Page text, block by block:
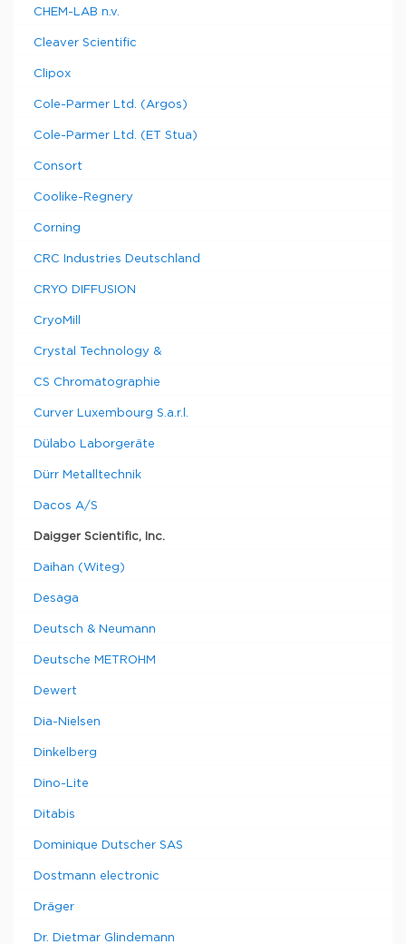
CHEM-LAB n.v.
Cleaver Scientific
Clipox
Cole-Parmer Ltd. (Argos)
Cole-Parmer Ltd. (ET Stua)
Consort
Coolike-Regnery
Corning
CRC Industries Deutschland
CRYO DIFFUSION
CryoMill
Crystal Technology &
CS Chromatographie
Curver Luxembourg S.a.r.l.
Dülabo Laborgeräte
Dürr Metalltechnik
Dacos A/S
Daigger Scientific, Inc.
Daihan (Witeg)
Desaga
Deutsch & Neumann
Deutsche METROHM
Dewert
Dia-Nielsen
Dinkelberg
Dino-Lite
Ditabis
Dominique Dutscher SAS
Dostmann electronic
Dräger
Dr. Dietmar Glindemann